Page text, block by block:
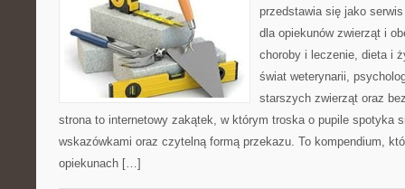
przedstawia się jako
dla opiekunów zwierząt i
choroby i leczenie, dieta i
świat weterynarii,
starszych zwierząt oraz
strona to internetowy zakątek, w którym troska o pupile spotyka
wskazówkami oraz czytelną formą przekazu. To kompendium,
opiekunach […]